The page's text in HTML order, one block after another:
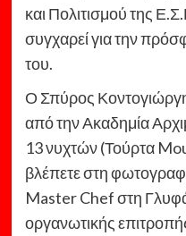
και Πολιτισμού της
συγχαρεί για την
του.
Ο Σπύρος
από την Ακαδημία
13 νυχτών (Τούρτα
βλέπετε στη
Master Chef στη
οργανωτικής